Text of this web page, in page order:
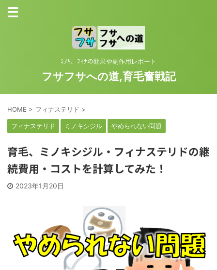
ﾐﾉｷ、ﾌｨﾅの効果や副作用レポート
フサフサへの道,育毛奮戦記
HOME > フィナステリド >
フィナステリド ミノキシジル やめられない問題
育毛、ミノキシジル・フィナステリドの継
続費用・コストを計算してみた！
2023年1月20日